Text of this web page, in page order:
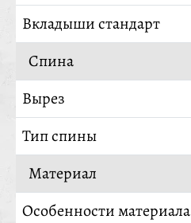
Вкладыши стандарт
Спина
Вырез
Тип спины
Материал
Особенности материала